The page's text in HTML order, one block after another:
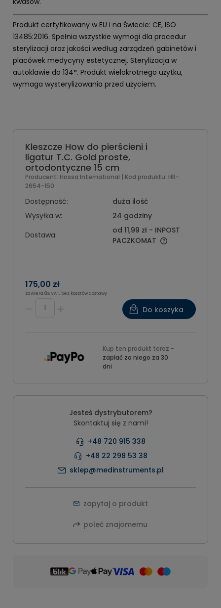
Produkt certyfikowany w EU i na Świecie: CE, ISO
13485:2016. Spełnia wszystkie wymogi dla procedur
sterylizacji oraz jakości według zarządzeń gabinetów i
placówek medycyny estetycznej. Sterylizacja w
autoklawie do 134°. Produkt wielokrotnego użytku,
wymaga wysterylizowania przed użyciem.
Kleszcze How do pierścieni i
ligatur T.C. Gold proste,
ortodontyczne 15 cm
Producent: Hossa International | Kod produktu: HR-
2654-150
Dostępność:
duża ilość
Wysyłka w:
24 godziny
Dostawa:
od 11,99 zł - INPOST
PACZKOMAT
175,00 zł
zawiera 8% VAT, bez kosztów dostawy
Do koszyka
Kup ten produkt teraz -
zapłać za niego za 30
dni
Jesteś dystrybutorem?
Skontaktuj się z nami!
+48 720 915 338
+48 22 298 53 38
sklep@medinstruments.pl
zapytaj o produkt
poleć znajomemu